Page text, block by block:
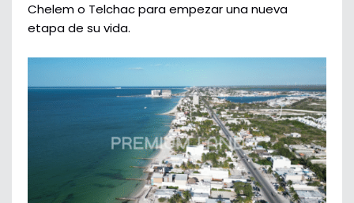
Chelem o Telchac para empezar una nueva
etapa de su vida.